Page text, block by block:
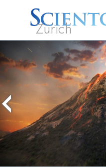
Zürich
Fondatore
Che cos’è